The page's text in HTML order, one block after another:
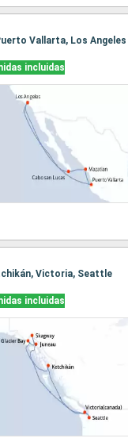
Vallarta, Los Angeles
incluidas
Victoria, Seattle
incluidas